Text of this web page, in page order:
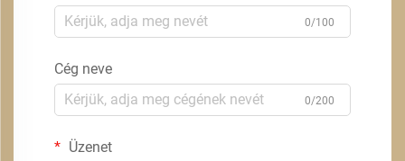
0/100
Cég neve
0/200
Üzenet